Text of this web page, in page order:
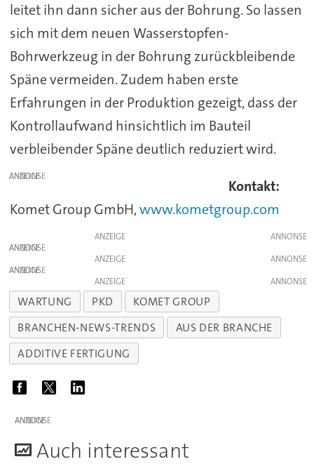
leitet ihn dann sicher aus der Bohrung. So lassen
sich mit dem neuen Wasserstopfen-
Bohrwerkzeug in der Bohrung zurückbleibende
Späne vermeiden. Zudem haben erste
Erfahrungen in der Produktion gezeigt, dass der
Kontrollaufwand hinsichtlich im Bauteil
verbleibender Späne deutlich reduziert wird.
ANZEIGE
Kontakt:
Komet Group GmbH,www.kometgroup.com
ANZEIGE
ANZEIGE
ANZEIGE
ANZEIGE
ANZEIGE
WARTUNG PKD
KOMET GROUP
BRANCHEN-NEWS-TRENDS
AUS DER BRANCHE
ADDITIVE FERTIGUNG
ANZEIGE
Auch interessant